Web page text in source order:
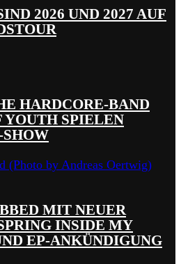
2026 UND 2027 AUF
HARDCORE-BAND
YOUTH SPIELEN
MIT NEUER
INSIDE MY
EP-ANKÜNDIGUNG